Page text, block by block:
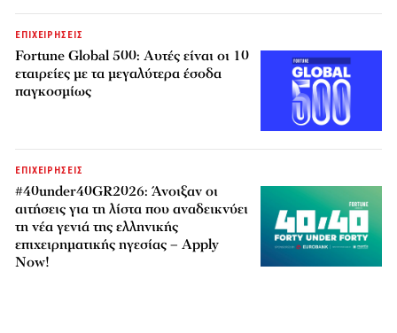
ΕΠΙΧΕΙΡΗΣΕΙΣ
Fortune Global 500: Αυτές είναι οι 10
εταιρείες με τα μεγαλύτερα έσοδα
παγκοσμίως
ΕΠΙΧΕΙΡΗΣΕΙΣ
#40under40GR2026: Άνοιξαν οι
αιτήσεις για τη λίστα που αναδεικνύει
τη νέα γενιά της ελληνικής
επιχειρηματικής ηγεσίας – Apply
Now!